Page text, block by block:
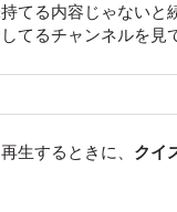
てる内容じゃないと
てるチャンネルを見
生するときに、 クイ